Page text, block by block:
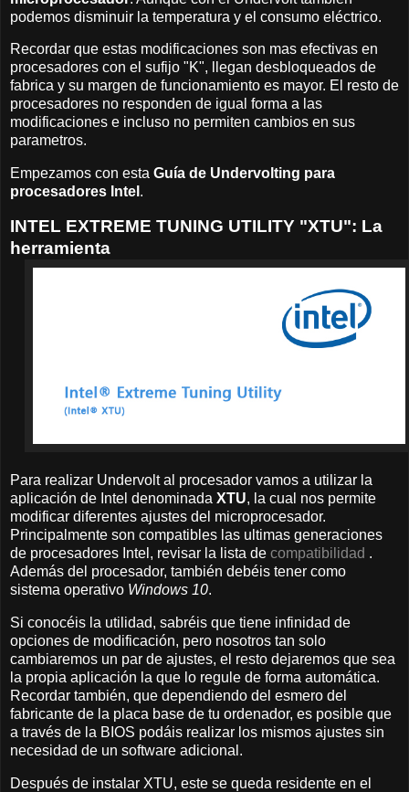
podemos disminuir la temperatura y el consumo eléctrico.
Recordar que estas modificaciones son mas efectivas en
procesadores con el sufijo "K", llegan desbloqueados de
fabrica y su margen de funcionamiento es mayor. El resto de
procesadores no responden de igual forma a las
modificaciones e incluso no permiten cambios en sus
parametros.
Empezamos con esta Guía de Undervolting para
procesadores Intel .
INTEL EXTREME TUNING UTILITY "XTU": La
herramienta
Para realizar Undervolt al procesador vamos a utilizar la
aplicación de Intel denominada XTU, la cual nos permite
modificar diferentes ajustes del microprocesador.
Principalmente son compatibles las ultimas generaciones
de procesadores Intel, revisar la lista de compatibilidad .
Además del procesador, también debéis tener como
sistema operativo Windows 10.
Si conocéis la utilidad, sabréis que tiene infinidad de
opciones de modificación, pero nosotros tan solo
cambiaremos un par de ajustes, el resto dejaremos que sea
la propia aplicación la que lo regule de forma automática.
Recordar también, que dependiendo del esmero del
fabricante de la placa base de tu ordenador, es posible que
a través de la BIOS podáis realizar los mismos ajustes sin
necesidad de un software adicional.
Después de instalar XTU, este se queda residente en el